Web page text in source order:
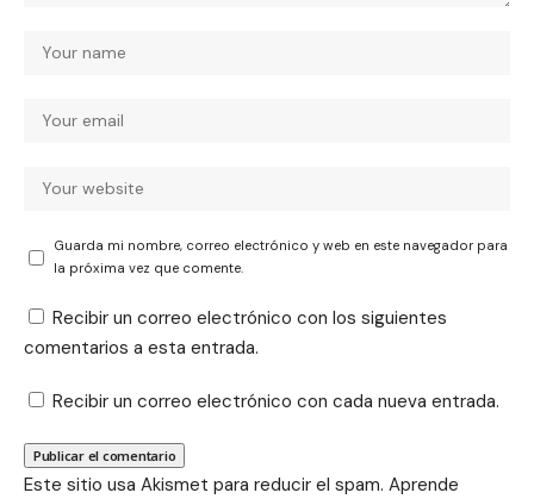
Guarda mi nombre, correo electrónico y web en este navegador para
la próxima vez que comente.
Recibir un correo electrónico con los siguientes
comentarios a esta entrada.
Recibir un correo electrónico con cada nueva entrada.
Este sitio usa Akismet para reducir el spam. Aprende